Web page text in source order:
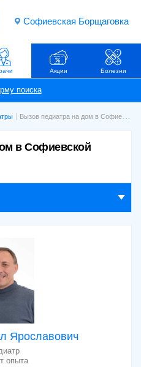
Софиевская Борщаговка
Акции Болезни
Вызов педиатра на дом в Софиевской Борщаговки
в Софиевской
Ярославович
опыта